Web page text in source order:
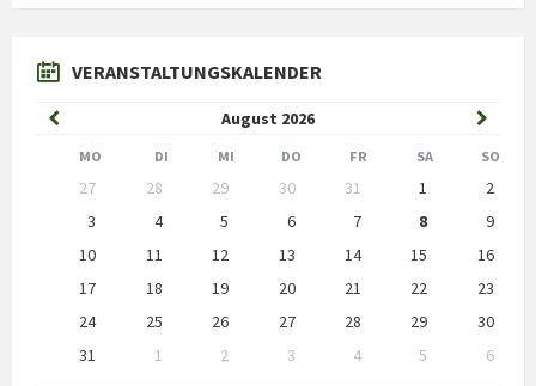
VERANSTALTUNGSKALENDER
August 2026
Previous
Month
Month
MO DI MI DO FR SA SO
calendar
27 28 29 30 31 1
2
3
4 5 6 7 8
9
10
11 12 13 14 15
16
17
18 19 20 21 22
23
24
25 26 27 28 29
30
31
1 2 3 4 5
6